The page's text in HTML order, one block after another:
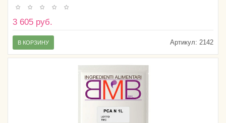
3 605 руб.
Артикул: 2142
В КОРЗИНУ